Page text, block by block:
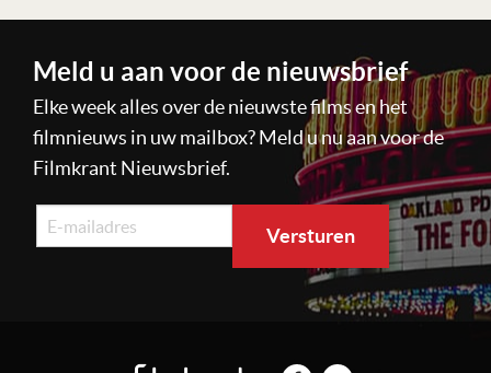
Meld u aan voor de nieuwsbrief
Elke week alles over de nieuwste films en het
filmnieuws in uw mailbox? Meld u nu aan voor de
Filmkrant Nieuwsbrief.